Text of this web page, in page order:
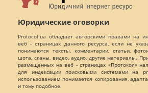
Юридические оговорки
Protocol.ua обладает авторскими правами на
веб - страницах данного ресурса, если не
понимаются тексты, комментарии, статьи,
шота, сканы, видео, аудио, другие материалы.
размещенных на веб - страницах «Протокол»
для индексации поисковыми системами на
использованием понимается копирования,
и тому подобное.